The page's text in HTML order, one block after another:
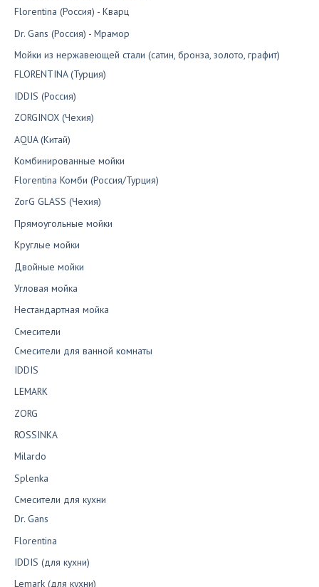
Florentina (Россия) - Кварц
Dr. Gans (Россия) - Мрамор
Мойки из нержавеющей стали (сатин, бронза, золото, графит)
FLORENTINA (Турция)
IDDIS (Россия)
ZORGINOX (Чехия)
AQUA (Китай)
Комбинированные мойки
Florentina Комби (Россия/Турция)
ZorG GLASS (Чехия)
Прямоугольные мойки
Круглые мойки
Двойные мойки
Угловая мойка
Нестандартная мойка
Смесители
Смесители для ванной комнаты
IDDIS
LEMARK
ZORG
ROSSINKA
Milardo
Splenka
Смесители для кухни
Dr. Gans
Florentina
IDDIS (для кухни)
Lemark (для кухни)